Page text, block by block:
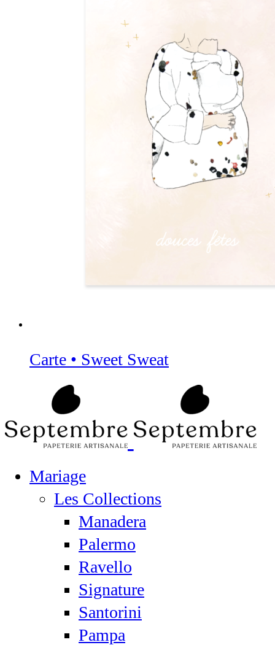
Carte • Sweet Sweat
Mariage
Les Collections
Manadera
Palermo
Ravello
Signature
Santorini
Pampa